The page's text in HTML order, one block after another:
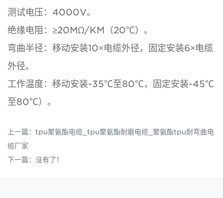
测试电压：4000V。
绝缘电阻：≥20MΩ/KM（20℃）。
弯曲半径：移动安装10×电缆外径，固定安装6×电缆
外径。
工作温度：移动安装-35℃至80℃，固定安装-45℃
至80℃）。
上一篇： tpu聚氨酯电缆_tpu聚氨酯耐磨电缆_聚氨酯tpu耐弯曲电
缆厂家
下一篇：没有了！